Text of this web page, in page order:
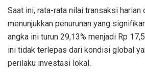
Saat ini, rata-rata nilai transaksi harian
menunjukkan penurunan yang
angka ini turun 29,13% menjadi Rp
ini tidak terlepas dari kondisi global
perilaku investasi lokal.